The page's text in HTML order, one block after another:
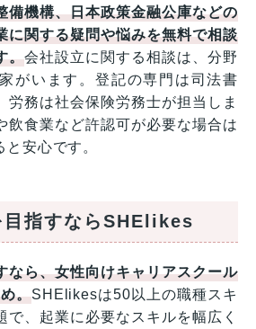
備機構、日本政策金融公庫などの
に関する疑問や悩みを無料で相談
。会社設立に関する相談は、分野
がいます。登記の専門は司法書
労務は社会保険労務士が担当しま
飲食業など許認可が必要な場合は
安心です。
目指すならSHElikes
なら、女性向けキャリアスクール
。SHElikesは50以上の職種スキ
で、起業に必要なスキルを幅広く